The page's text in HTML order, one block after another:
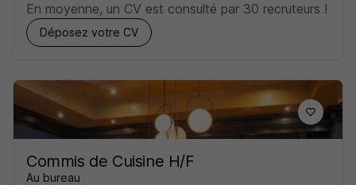
En moyenne, un CV est consulté par 30 recruteurs !
Déposez votre CV
Commis de Cuisine H/F
Au bureau